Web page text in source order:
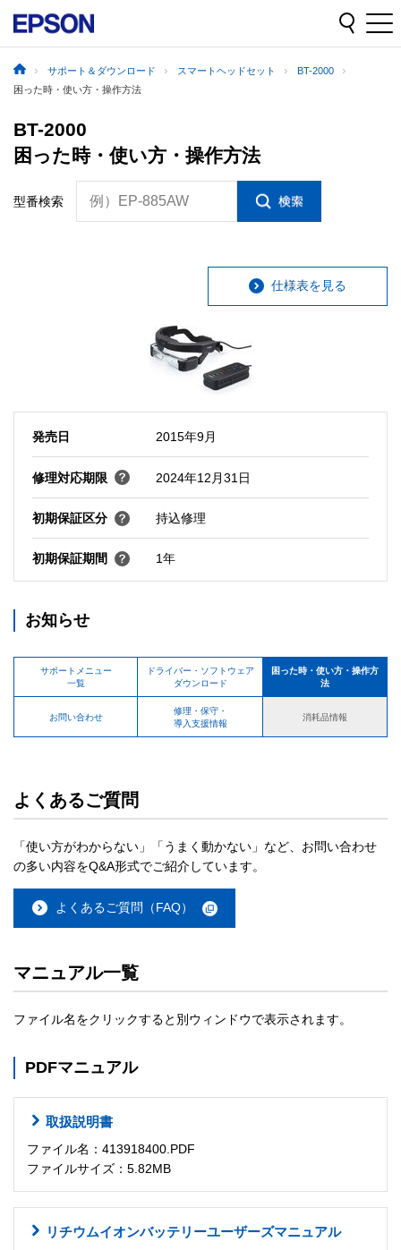
サポート＆ダウンロード スマートヘッドセット
BT-2000
困った時・使い方・操作方法
BT-2000
困った時・使い方・操作方法
型番検索 例）EP-885AW
仕様表を見る
発売日 2015年9月
修理対応期限 2024年12月31日
初期保証区分 持込修理
初期保証期間 1年
お知らせ
サポートメニュー
一覧
ドライバー・ソフトウェア
ダウンロード
困った時・使い方・操作方
法
お問い合わせ
修理・保守・
導入支援情報
消耗品情報
よくあるご質問
「使い方がわからない」「うまく動かない」など、お問い合わせ
の多い内容をQ&A形式でご紹介しています。
よくあるご質問（FAQ）
マニュアル一覧
ファイル名をクリックすると別ウィンドウで表示されます。
PDFマニュアル
取扱説明書
ファイル名：413918400.PDF
ファイルサイズ：5.82MB
リチウムイオンバッテリーユーザーズマニュアル